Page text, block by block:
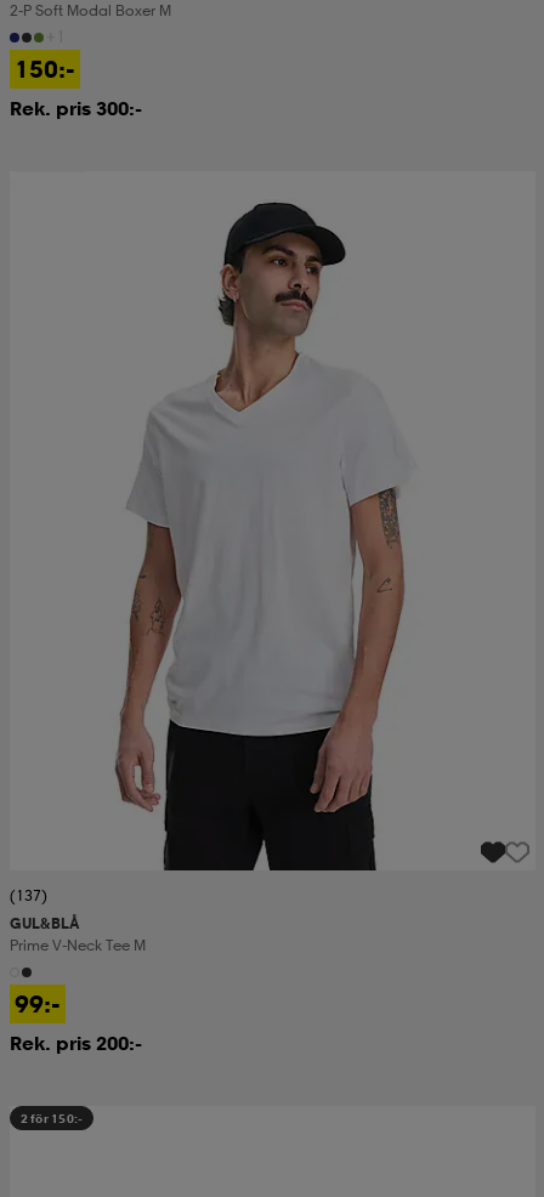
2-P Soft Modal Boxer M
150:-
Rek. pris 300:-
(137)
GUL&BLÅ
Prime V-Neck Tee M
99:-
Rek. pris 200:-
2 för 150:-